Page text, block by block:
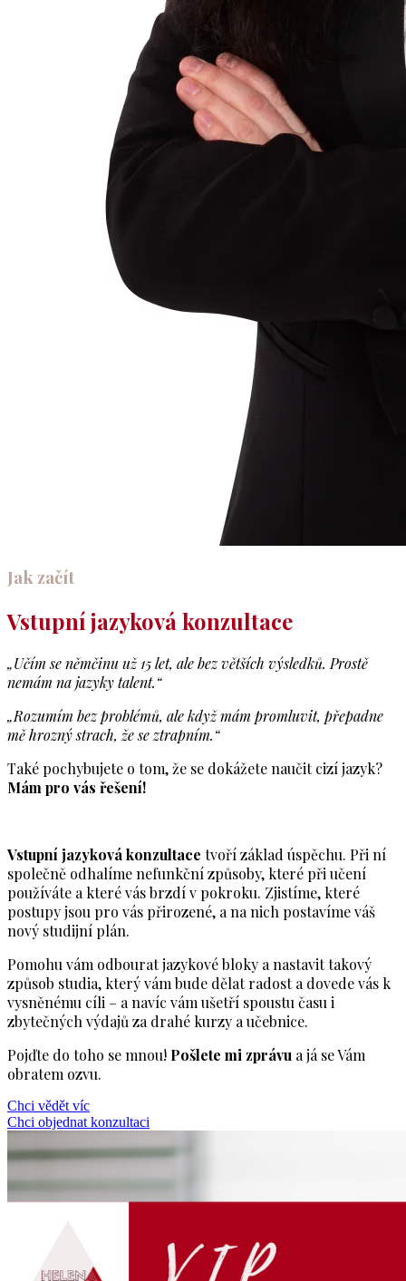
Jak začít
Vstupní jazyková konzultace
„Učím se němčinu už 15 let, ale bez větších výsledků. Prostě
nemám na jazyky talent.“
„Rozumím bez problémů, ale když mám promluvit, přepadne
mě hrozný strach, že se ztrapním.“
Také pochybujete o tom, že se dokážete naučit cizí jazyk?
Mám pro vás řešení!
Vstupní jazyková konzultace tvoří základ úspěchu. Při ní
společně odhalíme nefunkční způsoby, které při učení
používáte a které vás brzdí v pokroku. Zjistíme, které
postupy jsou pro vás přirozené, a na nich postavíme váš
nový studijní plán.
Pomohu vám odbourat jazykové bloky a nastavit takový
způsob studia, který vám bude dělat radost a dovede vás k
vysněnému cíli – a navíc vám ušetří spoustu času i
zbytečných výdajů za drahé kurzy a učebnice.
Pojďte do toho se mnou! Pošlete mi zprávu a já se Vám
obratem ozvu.
Chci vědět víc
Chci objednat konzultaci